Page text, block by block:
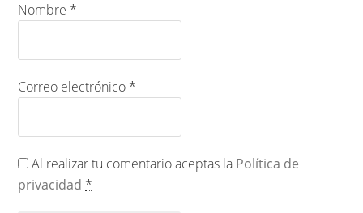
Nombre *
Correo electrónico *
Al realizar tu comentario aceptas la Política de
privacidad *